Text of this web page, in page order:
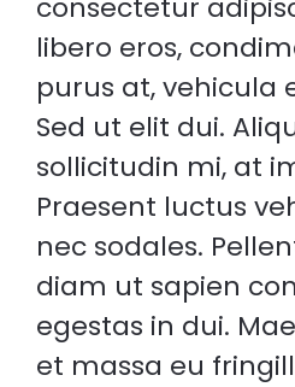
consectetur
libero eros,
purus at, vehicula
Sed ut elit dui.
sollicitudin mi, at
Praesent luctus
nec sodales.
diam ut sapien
egestas in dui.
et massa eu